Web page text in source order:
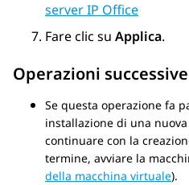
server IP Office
Fare clic su Applica.
Operazioni successive
Se questa operazione fa
installazione di una
continuare con la
termine, avviare la
della macchina virtuale).